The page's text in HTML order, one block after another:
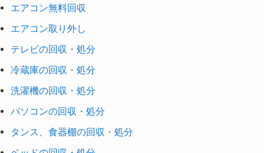
エアコン無料回収
エアコン取り外し
テレビの回収・処分
冷蔵庫の回収・処分
洗濯機の回収・処分
パソコンの回収・処分
タンス、食器棚の回収・処分